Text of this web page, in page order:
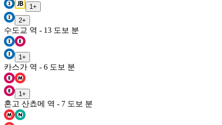
1 +
2+
수도교 역 - 13 도보 분
1 +
카스가 역 - 6 도보 분
1 +
혼고 산쵸메 역 - 7 도보 분